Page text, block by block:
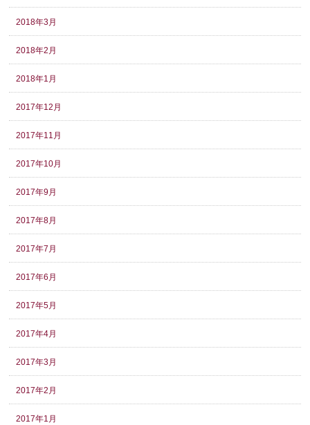
2018年3月
2018年2月
2018年1月
2017年12月
2017年11月
2017年10月
2017年9月
2017年8月
2017年7月
2017年6月
2017年5月
2017年4月
2017年3月
2017年2月
2017年1月